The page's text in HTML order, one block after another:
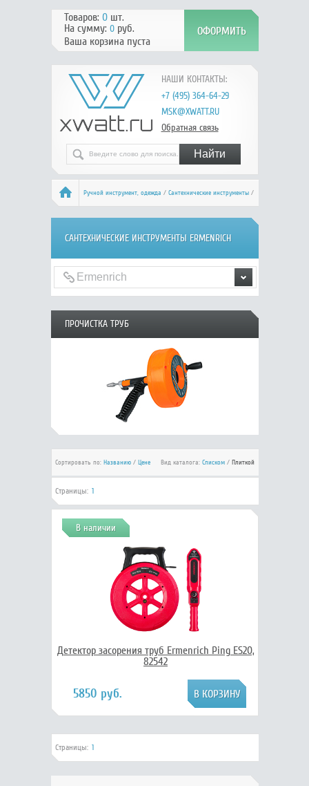
НАШИ КОНТАКТЫ:
+7 (495) 364-64-29
MSK@XWATT.RU
Обратная связь
Товаров: 0шт.
На сумму: 0руб.
Ваша корзина пуста
Ручной инcтрумент, одежда / Сантехнические инструменты/
Ermenrich
САНТЕХНИЧЕСКИЕ ИНСТРУМЕНТЫ ERMENRICH
ПРОЧИСТКА ТРУБ
Сортировать по: Названию/ Цене Вид каталога: Списком/ Плиткой
Страницы: 1
В наличии
Детектор засорения труб Ermenrich Ping ES20,
82542
5850 руб.
Страницы: 1